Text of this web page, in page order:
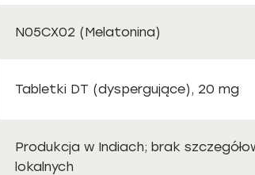
N05CX02 (Melatonina)
Tabletki DT (dyspergujące), 20 mg
Produkcja w Indiach; brak
lokalnych